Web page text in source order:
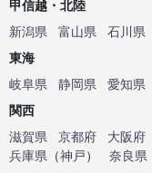
甲信越・北陸
新潟県
富山県 石川県
東海
岐阜県
静岡県 愛知県
関西
滋賀県
京都府 大阪府
兵庫県 （神戸） 奈良県